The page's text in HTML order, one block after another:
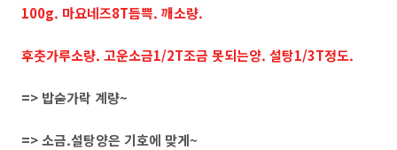
100g. 마요네즈8T듬쁙. 깨소량.
후춧가루소량. 고운소금1/2T조금 못되는양. 설탕1/3T정도.
=> 밥숟가락 계량~
=> 소금.설탕양은 기호에 맞게~